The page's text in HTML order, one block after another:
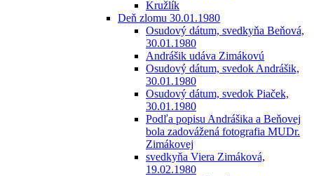
Kružlík
Deň zlomu 30.01.1980
Osudový dátum, svedkyňa Beňová,
30.01.1980
Andrášik udáva Zimákovú
Osudový dátum, svedok Andrášik,
30.01.1980
Osudový dátum, svedok Piaček,
30.01.1980
Podľa popisu Andrášika a Beňovej
bola zadovážená fotografia MUDr.
Zimákovej
svedkyňa Viera Zimáková,
19.02.1980